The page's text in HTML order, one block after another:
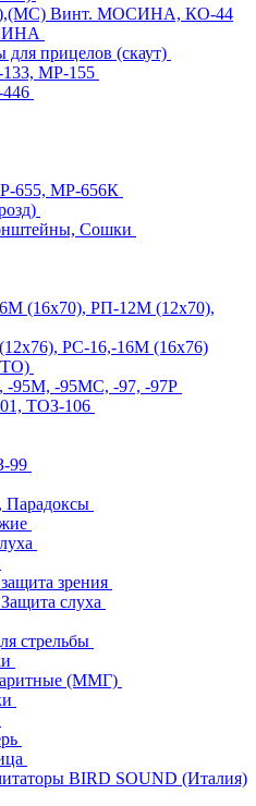
Винт. МОСИНА, КО-44
прицелов (скаут)
МР-155
655, МР-656К
Сошки
(16х70), РП-12М (12х70),
РС-16,-16М (16х76)
-95М, -95МС, -97, -97Р
ТОЗ-106
99
Парадоксы
зрения
слуха
стрельбы
(ММГ)
BIRD SOUND (Италия)